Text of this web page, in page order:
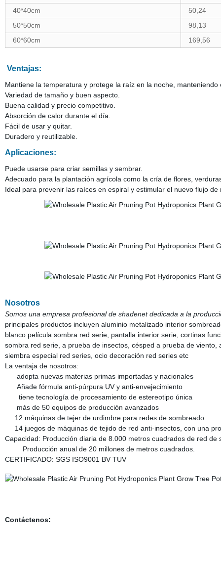
40*40cm
50,24
50*50cm
98,13
60*60cm
169,56
Ventajas:
Mantiene la temperatura y protege la raíz en la noche,
Variedad de tamaño y buen aspecto.
Buena calidad y precio competitivo.
Absorción de calor durante el día.
Fácil de usar y quitar.
Duradero y reutilizable.
Aplicaciones:
Puede usarse para criar semillas y sembrar.
Adecuado para la plantación agrícola como la cría de flores,
Ideal para prevenir las raíces en espiral y estimular el nuevo flujo
Nosotros
Somos una empresa profesional de shadenet dedicada a la
principales productos incluyen aluminio metalizado interior
blanco película sombra red serie, pantalla interior serie, cortinas
sombra red serie, a prueba de insectos, césped a prueba de
siembra especial red series, ocio decoración red series etc
La ventaja de nosotros:
adopta nuevas materias primas importadas y nacionales
Añade fórmula anti-púrpura UV y anti-envejecimiento
tiene tecnología de procesamiento de estereotipo única
más de 50 equipos de producción avanzados
12 máquinas de tejer de urdimbre para redes de sombreado
14 juegos de máquinas de tejido de red anti-insectos, con una
Capacidad: Producción diaria de 8.000 metros cuadrados de red
Producción anual de 20 millones de metros cuadrados.
CERTIFICADO: SGS ISO9001 BV TUV
Contáctenos: